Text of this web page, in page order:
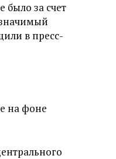
было за счет
в пресс-
на фоне